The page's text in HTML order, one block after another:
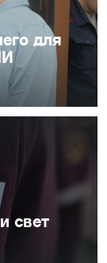
для
свет